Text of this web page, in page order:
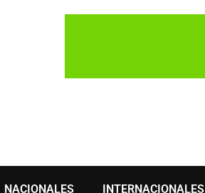
NACIONALES INTERNACIONALES